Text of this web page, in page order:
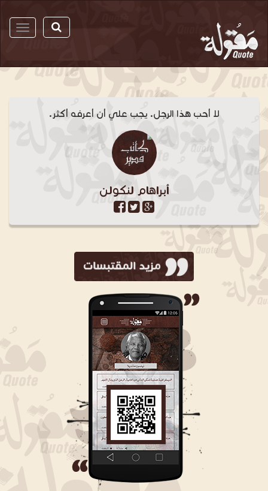
لا أحب هذا الرجل. يجب علي أن أعرفه أكثر.
أبراهام لنكولن